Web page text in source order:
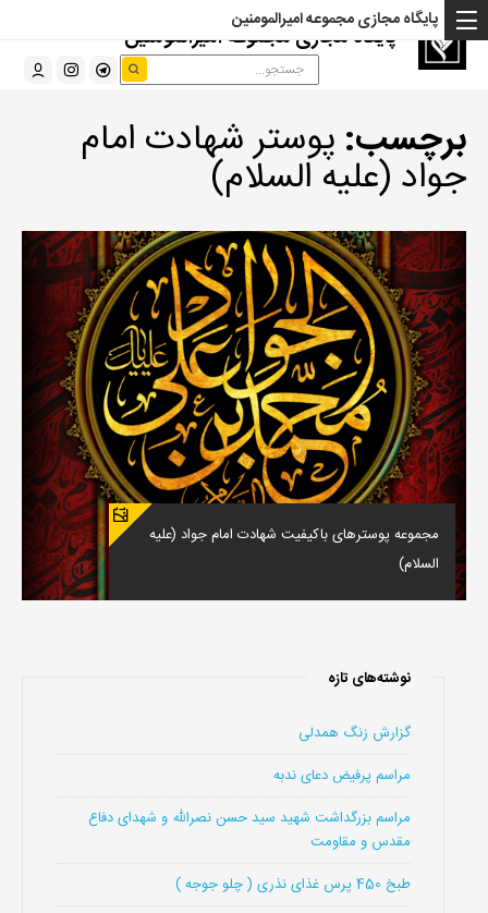
پایگاه مجازی مجموعه امیرالمومنین
پایگاه مجازی مجموعه امیرالمومنین
برچسب: پوستر شهادت امام
جواد (علیه السلام)
مجموعه پوسترهای باکیفیت شهادت امام جواد (علیه
السلام)
نوشته‌های تازه
گزارش زنگ همدلی
مراسم پرفیض دعای ندبه
مراسم بزرگداشت شهید سید حسن نصرالله و شهدای دفاع
مقدس و مقاومت
طبخ 450 پرس غذای نذری ( چلو جوجه )